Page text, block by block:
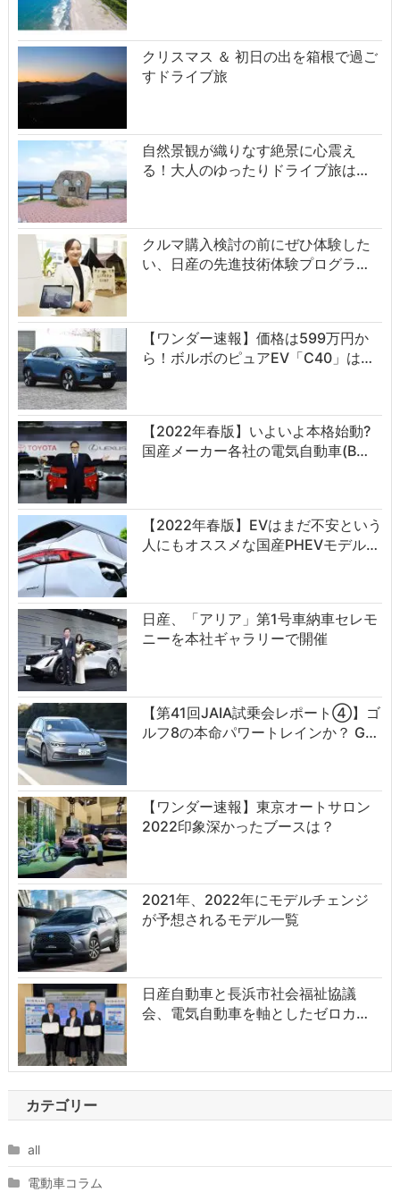
クリスマス ＆ 初日の出を箱根で過ご
すドライブ旅
自然景観が織りなす絶景に心震え
る！大人のゆったりドライブ旅は…
クルマ購入検討の前にぜひ体験した
い、日産の先進技術体験プログラ…
【ワンダー速報】価格は599万円か
ら！ボルボのピュアEV「C40」は…
【2022年春版】いよいよ本格始動?
国産メーカー各社の電気自動車(B…
【2022年春版】EVはまだ不安という
人にもオススメな国産PHEVモデル…
日産、「アリア」第1号車納車セレモ
ニーを本社ギャラリーで開催
【第41回JAIA試乗会レポート④】ゴ
ルフ8の本命パワートレインか？ G…
【ワンダー速報】東京オートサロン
2022印象深かったブースは？
2021年、2022年にモデルチェンジ
が予想されるモデル一覧
日産自動車と長浜市社会福祉協議
会、電気自動車を軸としたゼロカ…
カテゴリー
all
電動車コラム